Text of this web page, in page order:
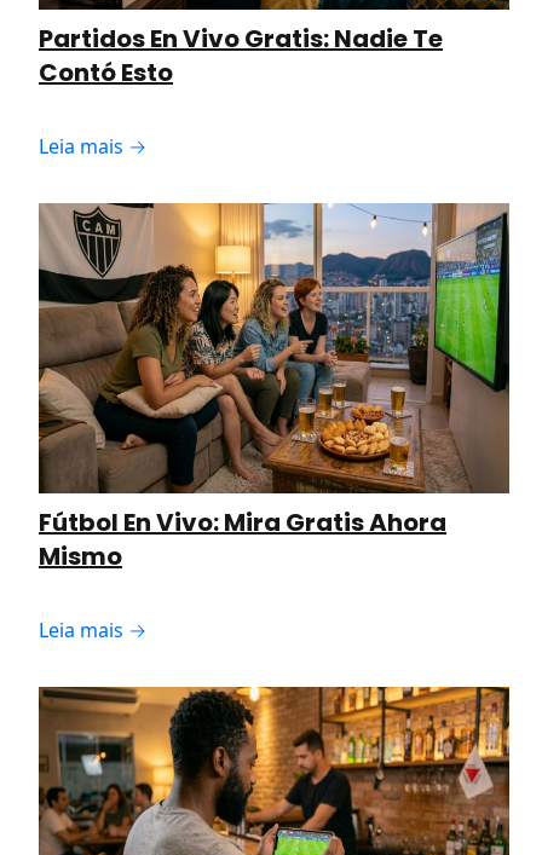
Partidos En Vivo Gratis: Nadie Te
Contó Esto
Leia mais →
Fútbol En Vivo: Mira Gratis Ahora
Mismo
Leia mais →